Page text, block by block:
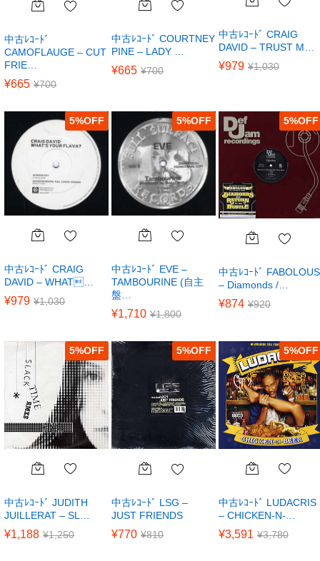
中古ﾚｺｰﾄﾞ
CAMOFLAUGE – CUT
FRIE…
¥665 ¥700
中古ﾚｺｰﾄﾞ COURTNEY
PINE – LADY …
¥665 ¥700
中古ﾚｺｰﾄﾞ CRAIG
DAVID – TRUST M…
¥979 ¥1,030
5%
中古ﾚｺｰﾄﾞ CRAIG
DAVID – WHAT…
¥979 ¥1,030
5%
中古ﾚｺｰﾄﾞ EVE –
TAMBOURINE (自主
盤…
¥1,710 ¥1,800
5%
中古ﾚｺｰﾄﾞ FABOLOUS
– Diamonds /…
¥874 ¥920
5%
中古ﾚｺｰﾄﾞ JUDITH
JUILLERAT – SL…
¥1,188 ¥1,250
5%
中古ﾚｺｰﾄﾞ LSG –
JUST FRIENDS
¥770 ¥810
5%
中古ﾚｺｰﾄﾞ LUDACRIS
– CHICKEN-N-…
¥3,591 ¥3,780